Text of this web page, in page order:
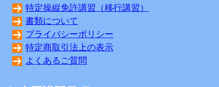
特定操縦免許講習（移行講習）
書類について
プライバシーポリシー
特定商取引法上の表示
よくあるご質問